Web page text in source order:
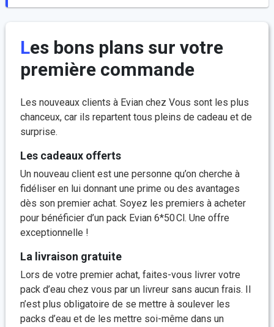
Les bons plans sur votre
première commande
Les nouveaux clients à Evian chez Vous sont les plus
chanceux, car ils repartent tous pleins de cadeau et de
surprise.
Les cadeaux offerts
Un nouveau client est une personne qu’on cherche à
fidéliser en lui donnant une prime ou des avantages
dès son premier achat. Soyez les premiers à acheter
pour bénéficier d’un pack Evian 6*50 Cl. Une offre
exceptionnelle !
La livraison gratuite
Lors de votre premier achat, faites-vous livrer votre
pack d’eau chez vous par un livreur sans aucun frais. Il
n’est plus obligatoire de se mettre à soulever les
packs d’eau et de les mettre soi-même dans un